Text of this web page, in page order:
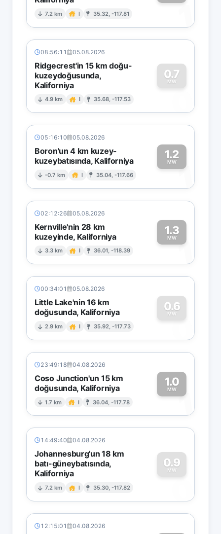
7.2 km I 35.32, -117.81 1
08:56:11 05.08.2026
Ridgecrest'in 15 km doğu-
kuzeydoğusunda,
Kaliforniya
4.9 km I 35.68, -117.53
0.7
MW
0
05:16:10 05.08.2026
Boron'un 4 km kuzey-
kuzeybatısında, Kaliforniya
-0.7 km I 35.04, -117.66
1.2
MW1
02:12:26 05.08.2026
Kernville'nin 28 km
kuzeyinde, Kaliforniya
3.3 km I 36.01, -118.39
1.3
MW1
00:34:01 05.08.2026
Little Lake'nin 16 km
doğusunda, Kaliforniya
2.9 km I 35.92, -117.73
0.6
MW
0
23:49:18 04.08.2026
Coso Junction'un 15 km
doğusunda, Kaliforniya
1.7 km I 36.04, -117.78
1.0
MW1
14:49:40 04.08.2026
Johannesburg'un 18 km
batı-güneybatısında,
Kaliforniya
7.2 km I 35.30, -117.82
0.9
MW
0
12:15:01 04.08.2026